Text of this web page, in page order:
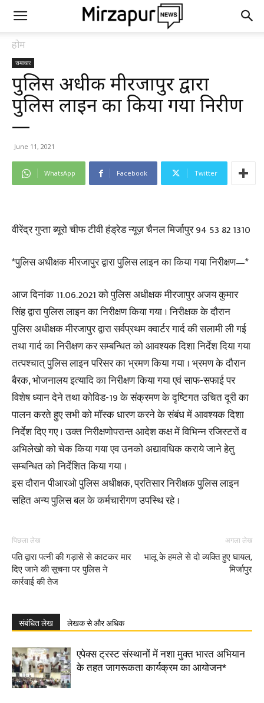
होम
समाचार
पुलिस अधीक्षक मीरजापुर द्वारा
पुलिस लाइन का किया गया निरीक्षण
—
June 11, 2021
WhatsApp Facebook Twitter
वीरेंद्र गुप्ता ब्यूरो चीफ टीवी हंड्रेड न्यूज़ चैनल मिर्जापुर 94 53 82 1310
*पुलिस अधीक्षक मीरजापुर द्वारा पुलिस लाइन का किया गया निरीक्षण—*
आज दिनांक 11.06.2021 को पुलिस अधीक्षक मीरजापुर अजय कुमार
सिंह द्वारा पुलिस लाइन का निरीक्षण किया गया । निरीक्षक के दौरान
पुलिस अधीक्षक मीरजापुर द्वारा सर्वप्रथम क्वार्टर गार्द की सलामी ली गई
तथा गार्द का निरीक्षण कर सम्बन्धित को आवश्यक दिशा निर्देश दिया गया
तत्पश्चात् पुलिस लाइन परिसर का भ्रमण किया गया । भ्रमण के दौरान
बैरक, भोजनालय इत्यादि का निरीक्षण किया गया एवं साफ-सफाई पर
विशेष ध्यान देने तथा कोविड-19 के संक्रमण के दृष्टिगत उचित दूरी का
पालन करते हुए सभी को मॉस्क धारण करने के संबंध में आवश्यक दिशा
निर्देश दिए गए । उक्त निरीक्षणोपरान्त आदेश कक्ष में विभिन्न रजिस्टरों व
अभिलेखो को चेक किया गया एव उनको अद्यावधिक कराये जाने हेतु
सम्बन्धित को निर्देशित किया गया ।
इस दौरान पीआरओ पुलिस अधीक्षक, प्रतिसार निरीक्षक पुलिस लाइन
सहित अन्य पुलिस बल के कर्मचारीगण उपस्थि रहे ।
पिछला लेख
पति द्वारा पत्नी की गड़ासे से काटकर मार
दिए जाने की सूचना पर पुलिस ने
कार्रवाई की तेज
अगला लेख
भालू के हमले से दो व्यक्ति हुए घायल,
मिर्जापुर
संबंधित लेख लेखक से और अधिक
एपेक्स ट्रस्ट संस्थानों में नशा मुक्त भारत अभियान
के तहत जागरूकता कार्यक्रम का आयोजन*